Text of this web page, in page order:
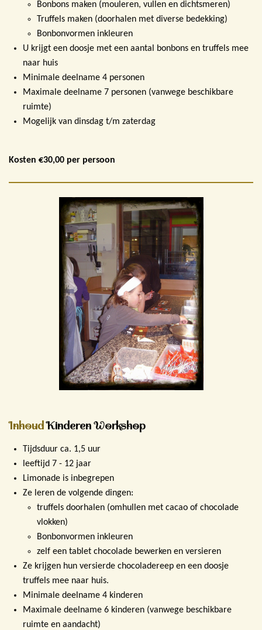
Bonbons maken (mouleren, vullen en dichtsmeren)
Truffels maken (doorhalen met diverse bedekking)
Bonbonvormen inkleuren
U krijgt een doosje met een aantal bonbons en truffels mee
naar huis
Minimale deelname 4 personen
Maximale deelname 7 personen (vanwege beschikbare
ruimte)
Mogelijk van dinsdag t/m zaterdag
Kosten €30,00 per persoon
InhoudKinderenWorkshop
Tijdsduur ca. 1,5 uur
leeftijd 7 - 12 jaar
Limonade is inbegrepen
Ze leren de volgende dingen:
truffels doorhalen (omhullen met cacao of chocolade
vlokken)
Bonbonvormen inkleuren
zelf een tablet chocolade bewerken en versieren
Ze krijgen hun versierde chocoladereep en een doosje
truffels mee naar huis.
Minimale deelname 4 kinderen
Maximale deelname 6 kinderen (vanwege beschikbare
ruimte en aandacht)